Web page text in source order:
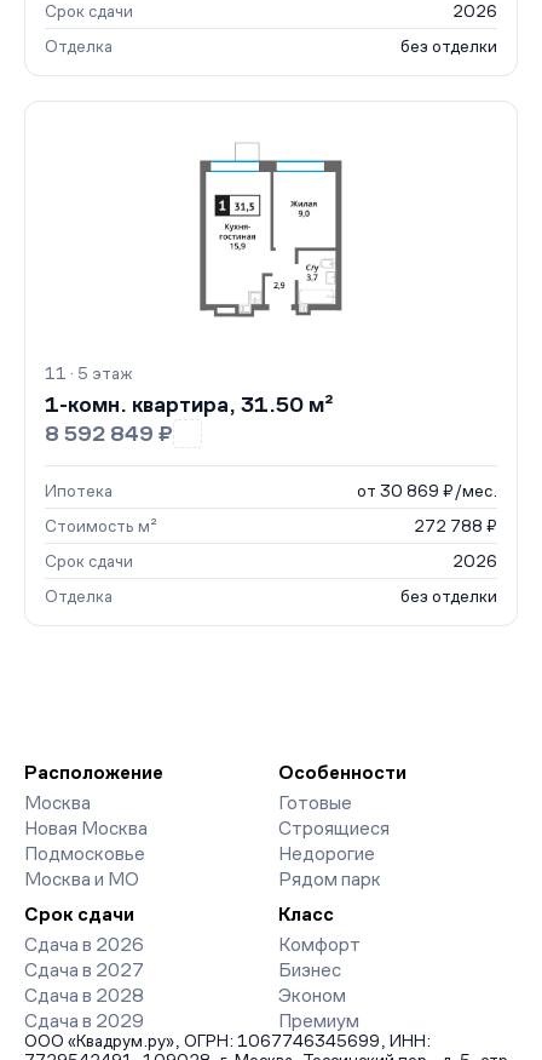
Срок сдачи
2026
Отделка
без отделки
11 · 5 этаж
1-комн. квартира, 31.50 м²
8 592 849 ₽
Ипотека
от 30 869 ₽/мес.
Стоимость м²
272 788 ₽
Срок сдачи
2026
Отделка
без отделки
Расположение
Москва
Новая Москва
Подмосковье
Москва и МО
Особенности
Готовые
Строящиеся
Недорогие
Рядом парк
Срок сдачи
Сдача в 2026
Сдача в 2027
Сдача в 2028
Сдача в 2029
Класс
Комфорт
Бизнес
Эконом
Премиум
ООО «Квадрум.ру», ОГРН: 1067746345699, ИНН: